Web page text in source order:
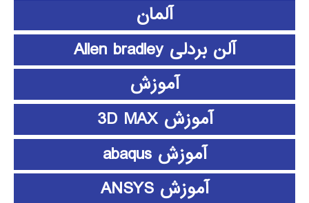
آلمان
آلن بردلی Allen bradley
آموزش
آموزش 3D MAX
آموزش abaqus
آموزش ANSYS